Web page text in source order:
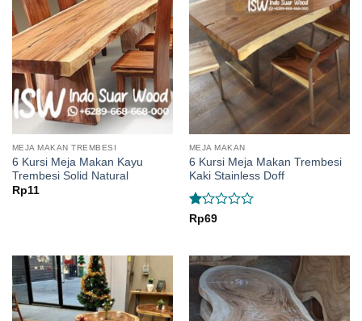
MEJA MAKAN TREMBESI
6 Kursi Meja Makan Kayu
Trembesi Solid Natural
Rp11
MEJA MAKAN
6 Kursi Meja Makan Trembesi
Kaki Stainless Doff
Rated
of
5
Rp69